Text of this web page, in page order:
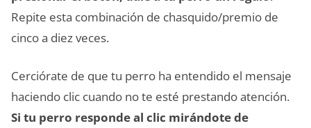
Repite esta combinación de chasquido/premio de
cinco a diez veces.
Cerciórate de que tu perro ha entendido el mensaje
haciendo clic cuando no te esté prestando atención.
Si tu perro responde al clic mirándote de